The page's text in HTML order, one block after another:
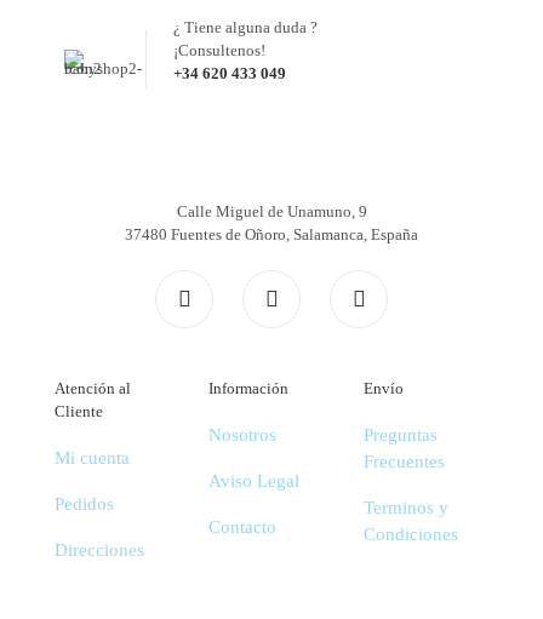
+34 620 433 049
¿ Tiene alguna duda ?
¡Consultenos!
Calle Miguel de Unamuno, 9
37480 Fuentes de Oñoro, Salamanca, España
Atención al
Cliente
Mi cuenta
Pedidos
Direcciones
Información
Nosotros
Aviso Legal
Contacto
Envío
Preguntas
Frecuentes
Terminos y
Condiciones